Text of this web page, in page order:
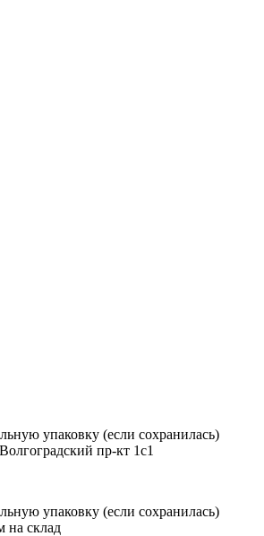
упаковку (если сохранилась)
пр-кт 1с1
упаковку (если сохранилась)
на склад